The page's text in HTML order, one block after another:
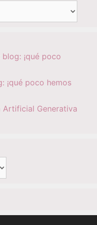
¡qué poco
¡qué poco hemos
Artificial Generativa